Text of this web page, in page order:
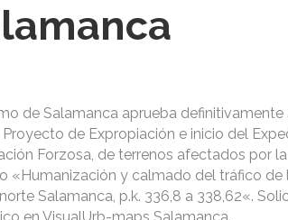
de Salamanca aprueba definitivamente
Proyecto de Expropiación e inicio del
Forzosa, de terrenos afectados por
«Humanización y calmado del tráfico de
Salamanca, p.k. 336,8 a 338,62«.